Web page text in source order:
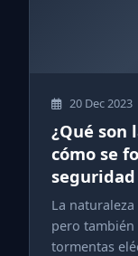
20 Dec 2023
¿Qué son
cómo se
La
pero también
tormentas